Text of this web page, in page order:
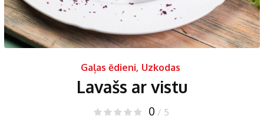
Gaļas ēdieni, Uzkodas
Lavašs ar vistu
0 / 5